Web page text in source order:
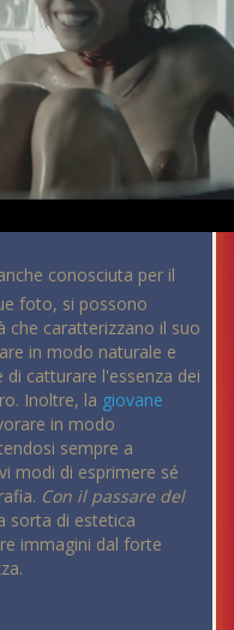
conosciuta per il
foto, si possono
che caratterizzano il suo
in modo naturale e
catturare l'essenza dei
Inoltre, la giovane
in modo
sempre a
modi di esprimere sé
Con il passare del
sorta di estetica
immagini dal forte